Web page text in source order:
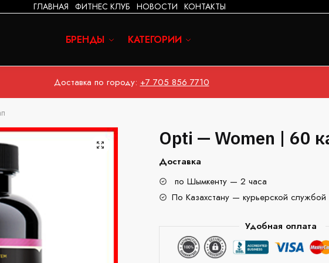
ГЛАВНАЯ ФИТНЕС КЛУБ НОВОСТИ КОНТАКТЫ
БРЕНДЫ КАТЕГОРИИ
Доставка по городу: +7 705 856 7710
Opti — Women | 60
Доставка
по Шымкенту — 2 часа
По Казахстану — курьерской службой
Удобная оплата